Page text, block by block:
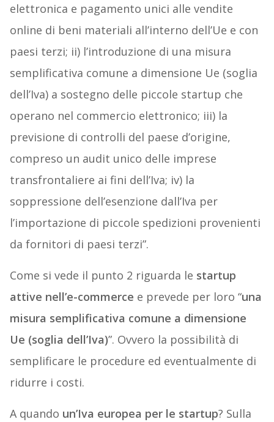
elettronica e pagamento unici alle vendite
online di beni materiali all’interno dell’Ue e con
paesi terzi; ii) l’introduzione di una misura
semplificativa comune a dimensione Ue (soglia
dell’Iva) a sostegno delle piccole startup che
operano nel commercio elettronico; iii) la
previsione di controlli del paese d’origine,
compreso un audit unico delle imprese
transfrontaliere ai fini dell’Iva; iv) la
soppressione dell’esenzione dall’Iva per
l’importazione di piccole spedizioni provenienti
da fornitori di paesi terzi”.
Come si vede il punto 2 riguarda le startup
attive nell’e-commerce e prevede per loro “una
misura semplificativa comune a dimensione
Ue (soglia dell’Iva)”. Ovvero la possibilità di
semplificare le procedure ed eventualmente di
ridurre i costi.
A quando un’Iva europea per le startup? Sulla